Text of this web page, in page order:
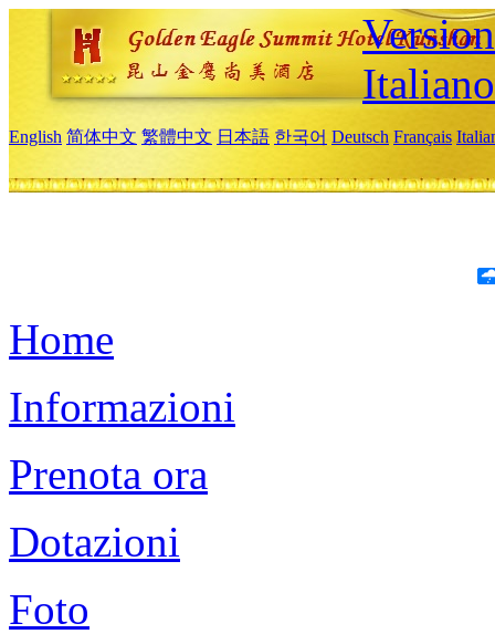
Italiano
English 简体中文 繁體中文 日本語 한국어 Deutsch Français
Home
Informazioni
Prenota ora
Dotazioni
Foto